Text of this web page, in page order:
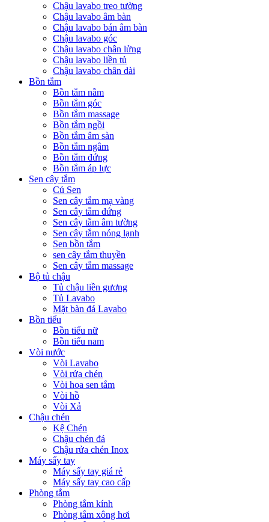
Chậu lavabo treo tường
Chậu lavabo âm bàn
Chậu lavabo bán âm bàn
Chậu lavabo góc
Chậu lavabo chân lửng
Chậu lavabo liền tủ
Chậu lavabo chân dài
Bồn tắm
Bồn tắm nằm
Bồn tắm góc
Bồn tắm massage
Bồn tắm ngồi
Bồn tắm âm sàn
Bồn tắm ngâm
Bồn tắm đứng
Bồn tắm áp lực
Sen cây tắm
Củ Sen
Sen cây tắm mạ vàng
Sen cây tắm đứng
Sen cây tắm âm tường
Sen cây tắm nóng lạnh
Sen bồn tắm
sen cây tắm thuyền
Sen cây tắm massage
Bộ tủ chậu
Tủ chậu liền gương
Tủ Lavabo
Mặt bàn đá Lavabo
Bồn tiểu
Bồn tiểu nữ
Bồn tiểu nam
Vòi nước
Vòi Lavabo
Vòi rửa chén
Vòi hoa sen tắm
Vòi hồ
Vòi Xả
Chậu chén
Kệ Chén
Chậu chén đá
Chậu rửa chén Inox
Máy sấy tay
Máy sấy tay giá rẻ
Máy sấy tay cao cấp
Phòng tắm
Phòng tắm kính
Phòng tắm xông hơi